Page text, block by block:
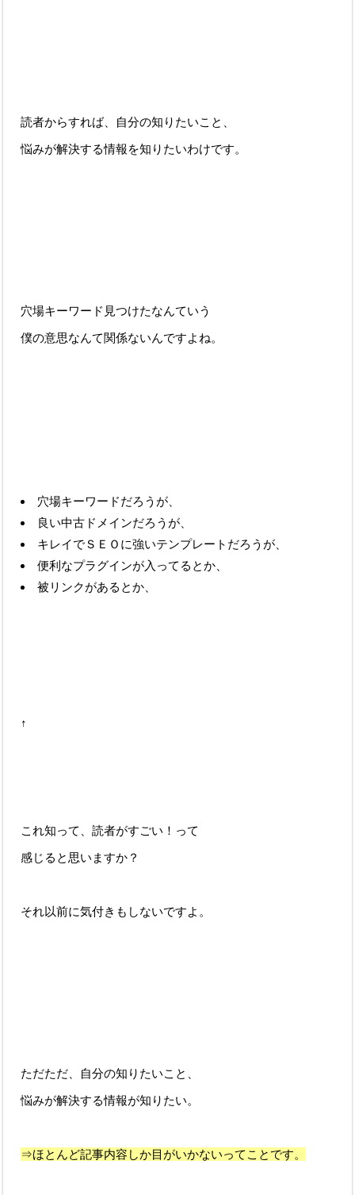
読者からすれば、自分の知りたいこと、
悩みが解決する情報を知りたいわけです。
穴場キーワード見つけたなんていう
僕の意思なんて関係ないんですよね。
穴場キーワードだろうが、
良い中古ドメインだろうが、
キレイでＳＥＯに強いテンプレートだろうが、
便利なプラグインが入ってるとか、
被リンクがあるとか、
↑
これ知って、読者がすごい！って
感じると思いますか？
それ以前に気付きもしないですよ。
ただただ、自分の知りたいこと、
悩みが解決する情報が知りたい。
⇒ほとんど記事内容しか目がいかないってことです。